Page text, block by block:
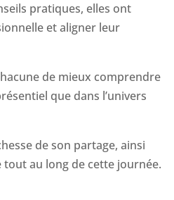
pratiques, elles ont
et aligner leur
de mieux comprendre
que dans l’univers
de son partage, ainsi
au long de cette journée.